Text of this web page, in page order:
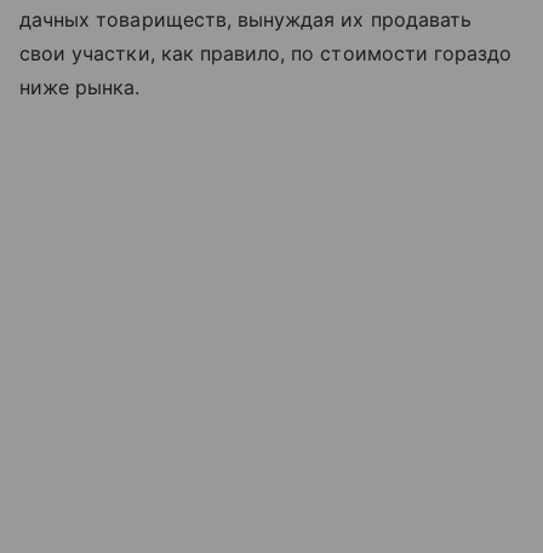
дачных товариществ, вынуждая их продавать
свои участки, как правило, по стоимости гораздо
ниже рынка.